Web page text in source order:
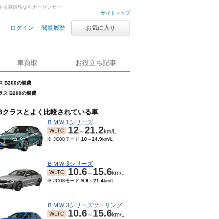
サイトマップ
ログイン 閲覧履歴 お気に入り
車買取 お役立ち記事
B200の燃費
ス B200の燃費
古車情報ならカーセンサー
クラスとよく比較されている車
ＢＭＷ 1シリーズ
WLTC 12～21.2km/L
※ JC08モード 10～24.9km/L
ＢＭＷ 3シリーズ
WLTC 10.6～ 15.6km/L
※ JC08モード 9.9～21.4km/L
ＢＭＷ 3シリーズツーリング
WLTC 10.6～ 15.6km/L